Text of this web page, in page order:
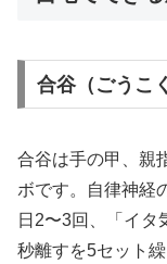
合谷（ごうこ
合谷は手の甲、親
ボです。自律神経
日2〜3回、「イタ
秒離すを5セット